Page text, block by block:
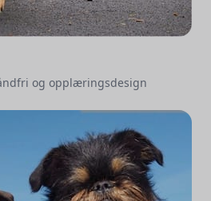
og opplæringsdesign